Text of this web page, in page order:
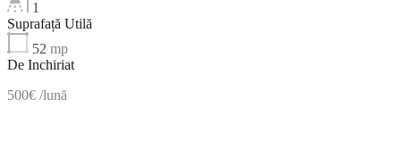
1
Suprafață Utilă
52 mp
De Inchiriat
500€ /lună